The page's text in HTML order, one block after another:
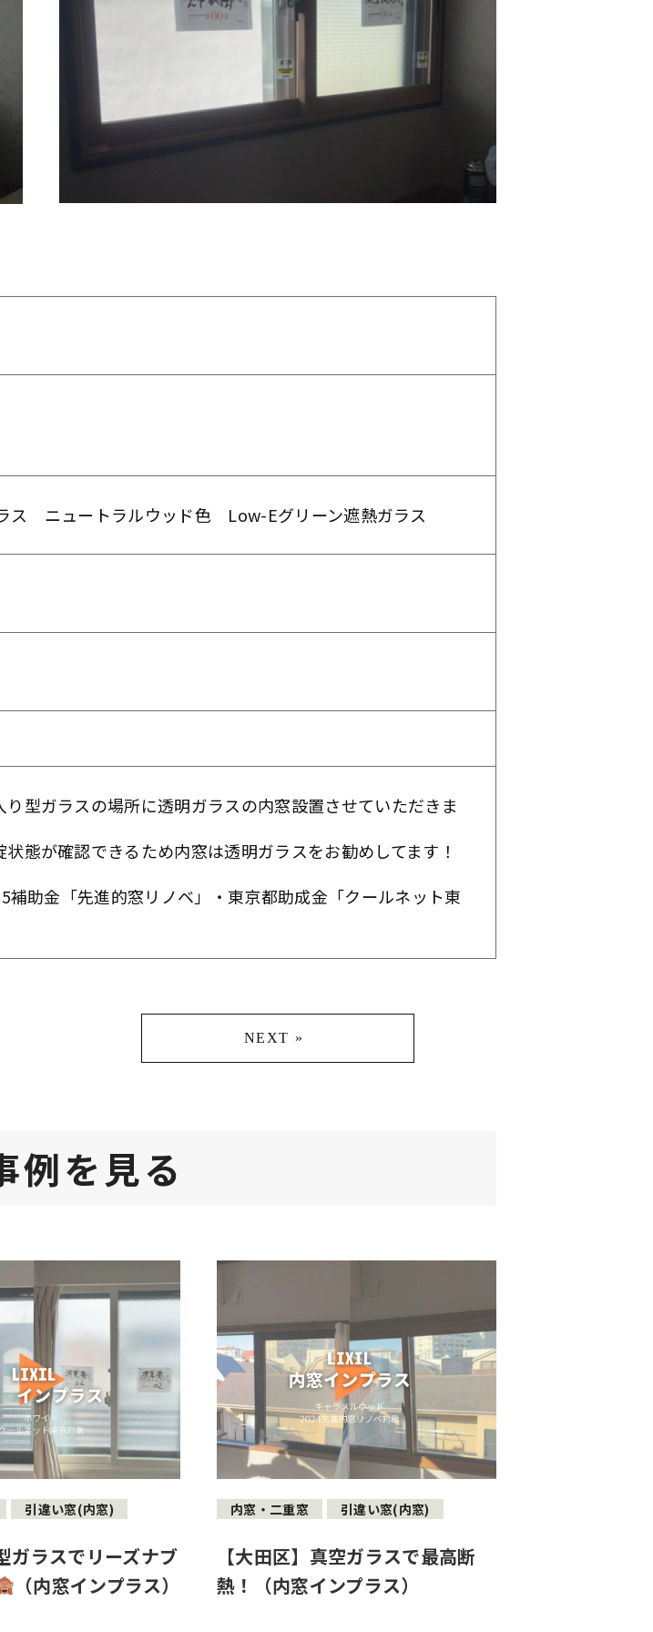
ニュートラルウッド色 Low-Eグリーン遮熱ガラス
型ガラスの場所に透明ガラスの内窓設置させていただきま
態が確認できるため内窓は透明ガラスをお勧めしてます！
補助金「先進的窓リノベ」・東京都助成金「クールネット東
NEXT »
例を見る
引違い窓(内窓)
ガラスでリーズナブ
（内窓インプラス）
内窓・二重窓 引違い窓(内窓)
【大田区】真空ガラスで最高断
熱！（内窓インプラス）